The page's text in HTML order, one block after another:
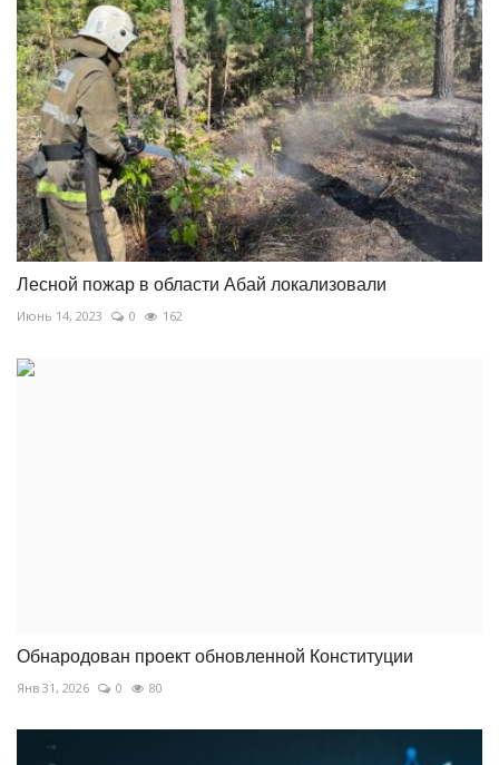
Лесной пожар в области Абай локализовали
Июнь 14, 2023 0 162
Обнародован проект обновленной Конституции
Янв 31, 2026 0 80